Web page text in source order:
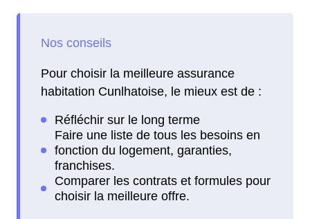
Pour choisir la meilleure assurance
habitation Cunlhatoise, le mieux est de :